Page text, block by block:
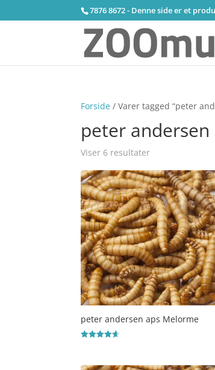
7876 8672 - Denne side er et
Forside / Varer tagged “peter
peter andersen
Viser 6 resultater
peter andersen aps Melorme